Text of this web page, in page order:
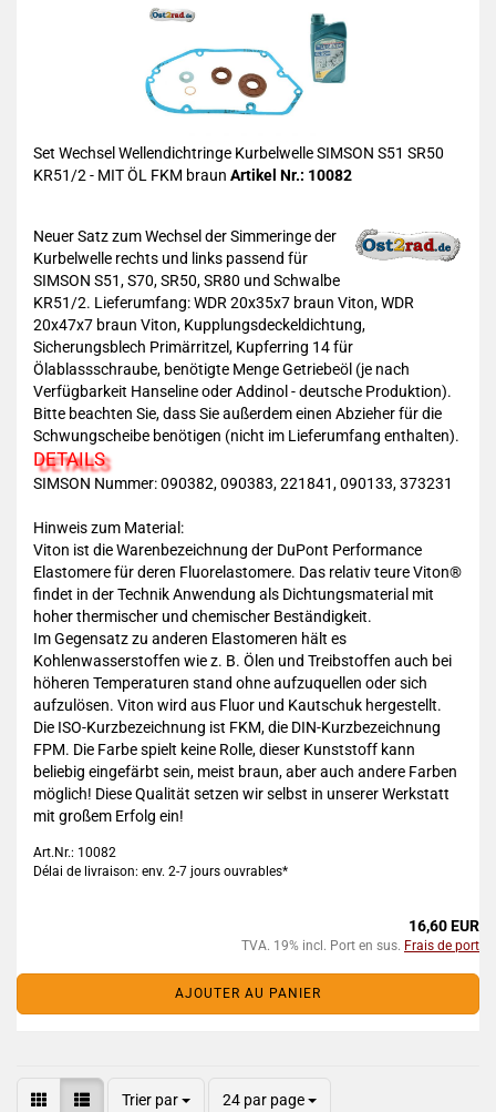
Set Wechsel Wellendichtringe Kurbelwelle SIMSON S51 SR50
KR51/2 - MIT ÖL FKM braun Artikel Nr.: 10082
Neuer Satz zum Wechsel der Simmeringe der
Kurbelwelle rechts und links passend für
SIMSON S51, S70, SR50, SR80 und Schwalbe
KR51/2. Lieferumfang: WDR 20x35x7 braun Viton, WDR
20x47x7 braun Viton, Kupplungsdeckeldichtung,
Sicherungsblech Primärritzel, Kupferring 14 für
Ölablassschraube, benötigte Menge Getriebeöl (je nach
Verfügbarkeit Hanseline oder Addinol - deutsche Produktion).
Bitte beachten Sie, dass Sie außerdem einen Abzieher für die
Schwungscheibe benötigen (nicht im Lieferumfang enthalten).
DETAILS
SIMSON Nummer: 090382, 090383, 221841, 090133, 373231
Hinweis zum Material:
Viton ist die Warenbezeichnung der DuPont Performance
Elastomere für deren Fluorelastomere. Das relativ teure Viton®
findet in der Technik Anwendung als Dichtungsmaterial mit
hoher thermischer und chemischer Beständigkeit.
Im Gegensatz zu anderen Elastomeren hält es
Kohlenwasserstoffen wie z. B. Ölen und Treibstoffen auch bei
höheren Temperaturen stand ohne aufzuquellen oder sich
aufzulösen. Viton wird aus Fluor und Kautschuk hergestellt.
Die ISO-Kurzbezeichnung ist FKM, die DIN-Kurzbezeichnung
FPM. Die Farbe spielt keine Rolle, dieser Kunststoff kann
beliebig eingefärbt sein, meist braun, aber auch andere Farben
möglich! Diese Qualität setzen wir selbst in unserer Werkstatt
mit großem Erfolg ein!
Art.Nr.: 10082
Délai de livraison: env. 2-7 jours ouvrables*
16,60 EUR
TVA. 19% incl. Port en sus. Frais de port
AJOUTER AU PANIER
Trier par 24 par page